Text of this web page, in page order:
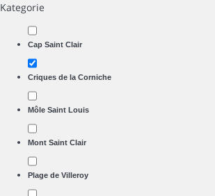
Kategorie
Cap Saint Clair
Criques de la Corniche
Môle Saint Louis
Mont Saint Clair
Plage de Villeroy